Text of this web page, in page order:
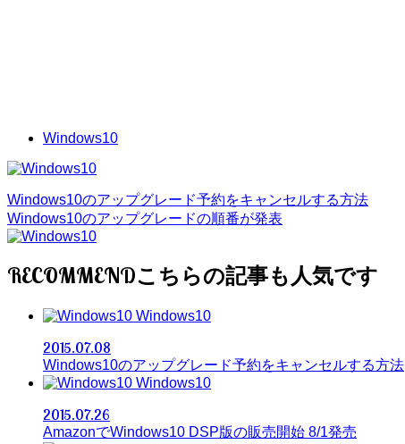
Windows10
Windows10のアップグレード予約をキャンセルする方法
Windows10のアップグレードの順番が発表
RECOMMEND
Windows10
2015.07.08
Windows10のアップグレード予約をキャンセルする方法
Windows10
2015.07.26
AmazonでWindows10 DSP版の販売開始 8/1発売